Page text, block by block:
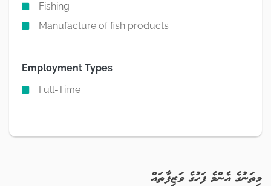
Fishing
Manufacture of fish products
Employment Types
Full-Time
މިތަނުގެ އެންމެ ފަހުގެ ވަޒިފާތައް